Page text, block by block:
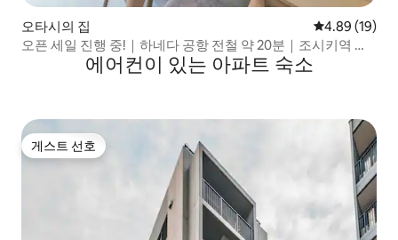
오타시의 집 평점 4.89점(5
4.89 (19)
오픈 세일 진행 중!｜하네다 공항 전철 약 20분｜조시키역 도
보 2분｜킹 사이즈 포함 침대
에어컨이 있는 아파트 숙소
게스트 선호
게스트 선호